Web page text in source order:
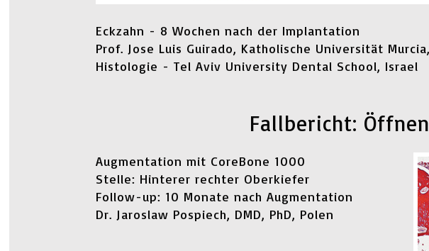
Eckzahn - 8 Wochen nach der Implantation
Prof. Jose Luis Guirado, Katholische Universität
Histologie - Tel Aviv University Dental School, Israel
Fallbericht:
Augmentation mit CoreBone 1000
Stelle: Hinterer rechter Oberkiefer
Follow-up: 10 Monate nach Augmentation
Dr. Jaroslaw Pospiech, DMD, PhD, Polen